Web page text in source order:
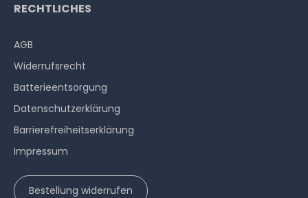
RECHTLICHES
AGB
Widerrufs­recht
Batterieentsorgung
Datenschutzerklärung
Barrierefreiheitserklärung
Impressum
Bestellung widerrufen